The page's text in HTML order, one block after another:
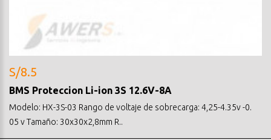
S/8.5
BMS Proteccion Li-ion 3S 12.6V-8A
Modelo: HX-3S-03 Rango de voltaje de sobrecarga: 4,25-4.35v -0.
05 v Tamaño: 30x30x2,8mm R..